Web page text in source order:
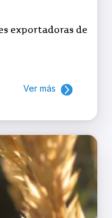
exportadoras de
Ver más